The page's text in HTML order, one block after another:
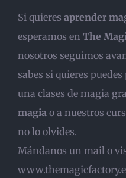
Si quieres aprender
esperamos en The
nosotros seguimos
sabes si quieres
una clases de magia
magia o a nuestros
no lo olvides.
Mándanos un mail o